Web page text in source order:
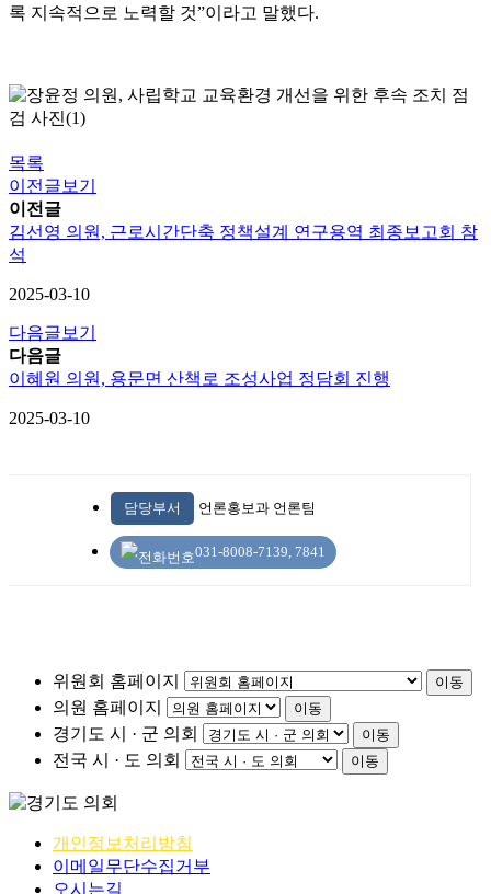
록 지속적으로 노력할 것”이라고 말했다.
목록
이전글보기
이전글
김선영 의원, 근로시간단축 정책설계 연구용역 최종보고회 참
석
2025-03-10
다음글보기
다음글
이혜원 의원, 용문면 산책로 조성사업 정담회 진행
2025-03-10
담당부서 언론홍보과 언론팀
031-8008-7139, 7841
위원회 홈페이지 이동
의원 홈페이지 이동
경기도 시 · 군 의회 이동
전국 시 · 도 의회 이동
개인정보처리방침
이메일무단수집거부
오시는길